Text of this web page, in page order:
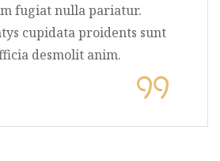
fugiat nulla pariatur.
cupidata proidents sunt
desmolit anim.